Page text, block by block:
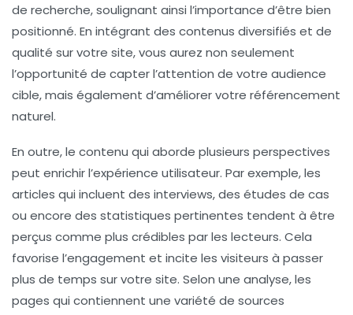
de recherche, soulignant ainsi l’importance d’être bien
positionné. En intégrant des contenus diversifiés et de
qualité sur votre site, vous aurez non seulement
l’opportunité de capter l’attention de votre audience
cible, mais également d’améliorer votre référencement
naturel.
En outre, le contenu qui aborde plusieurs perspectives
peut enrichir l’expérience utilisateur. Par exemple, les
articles qui incluent des interviews, des études de cas
ou encore des statistiques pertinentes tendent à être
perçus comme plus crédibles par les lecteurs. Cela
favorise l’engagement et incite les visiteurs à passer
plus de temps sur votre site. Selon une analyse, les
pages qui contiennent une variété de sources